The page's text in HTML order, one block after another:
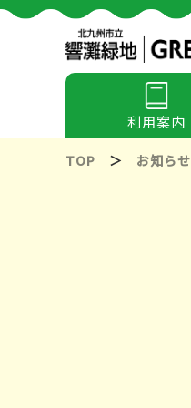
利用案内
TOP ＞ お知らせ